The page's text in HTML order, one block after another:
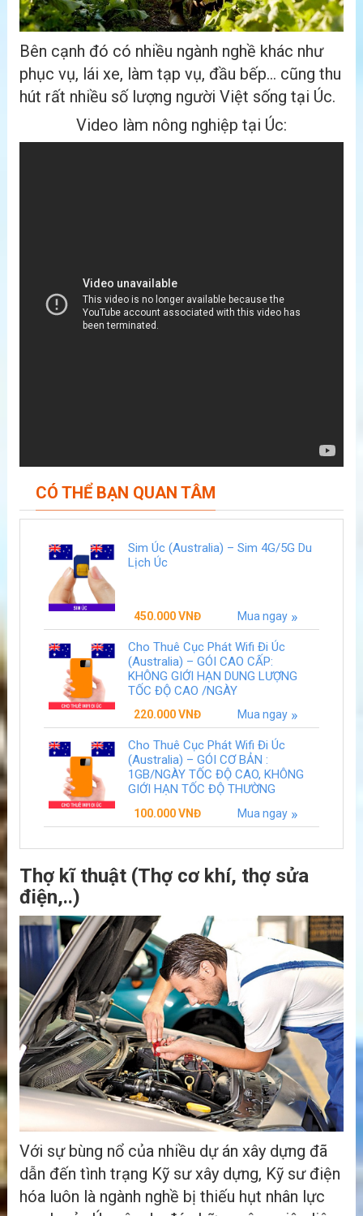
Bên cạnh đó có nhiều ngành nghề khác như
phục vụ, lái xe, làm tạp vụ, đầu bếp… cũng thu
hút rất nhiều số lượng người Việt sống tại Úc.
Video làm nông nghiệp tại Úc:
CÓ THỂ BẠN QUAN TÂM
Sim Úc (Australia) – Sim 4G/5G Du
Lịch Úc
450.000VNĐ Mua ngay
Cho Thuê Cục Phát Wifi Đi Úc
(Australia) – GÓI CAO CẤP:
KHÔNG GIỚI HẠN DUNG LƯỢNG
TỐC ĐỘ CAO /NGÀY
220.000VNĐ Mua ngay
Cho Thuê Cục Phát Wifi Đi Úc
(Australia) – GÓI CƠ BẢN :
1GB/NGÀY TỐC ĐỘ CAO, KHÔNG
GIỚI HẠN TỐC ĐỘ THƯỜNG
100.000VNĐ Mua ngay
Thợ kĩ thuật (Thợ cơ khí, thợ sửa
điện,..)
Với sự bùng nổ của nhiều dự án xây dựng đã
dẫn đến tình trạng Kỹ sư xây dựng, Kỹ sư điện
hóa luôn là ngành nghề bị thiếu hụt nhân lực